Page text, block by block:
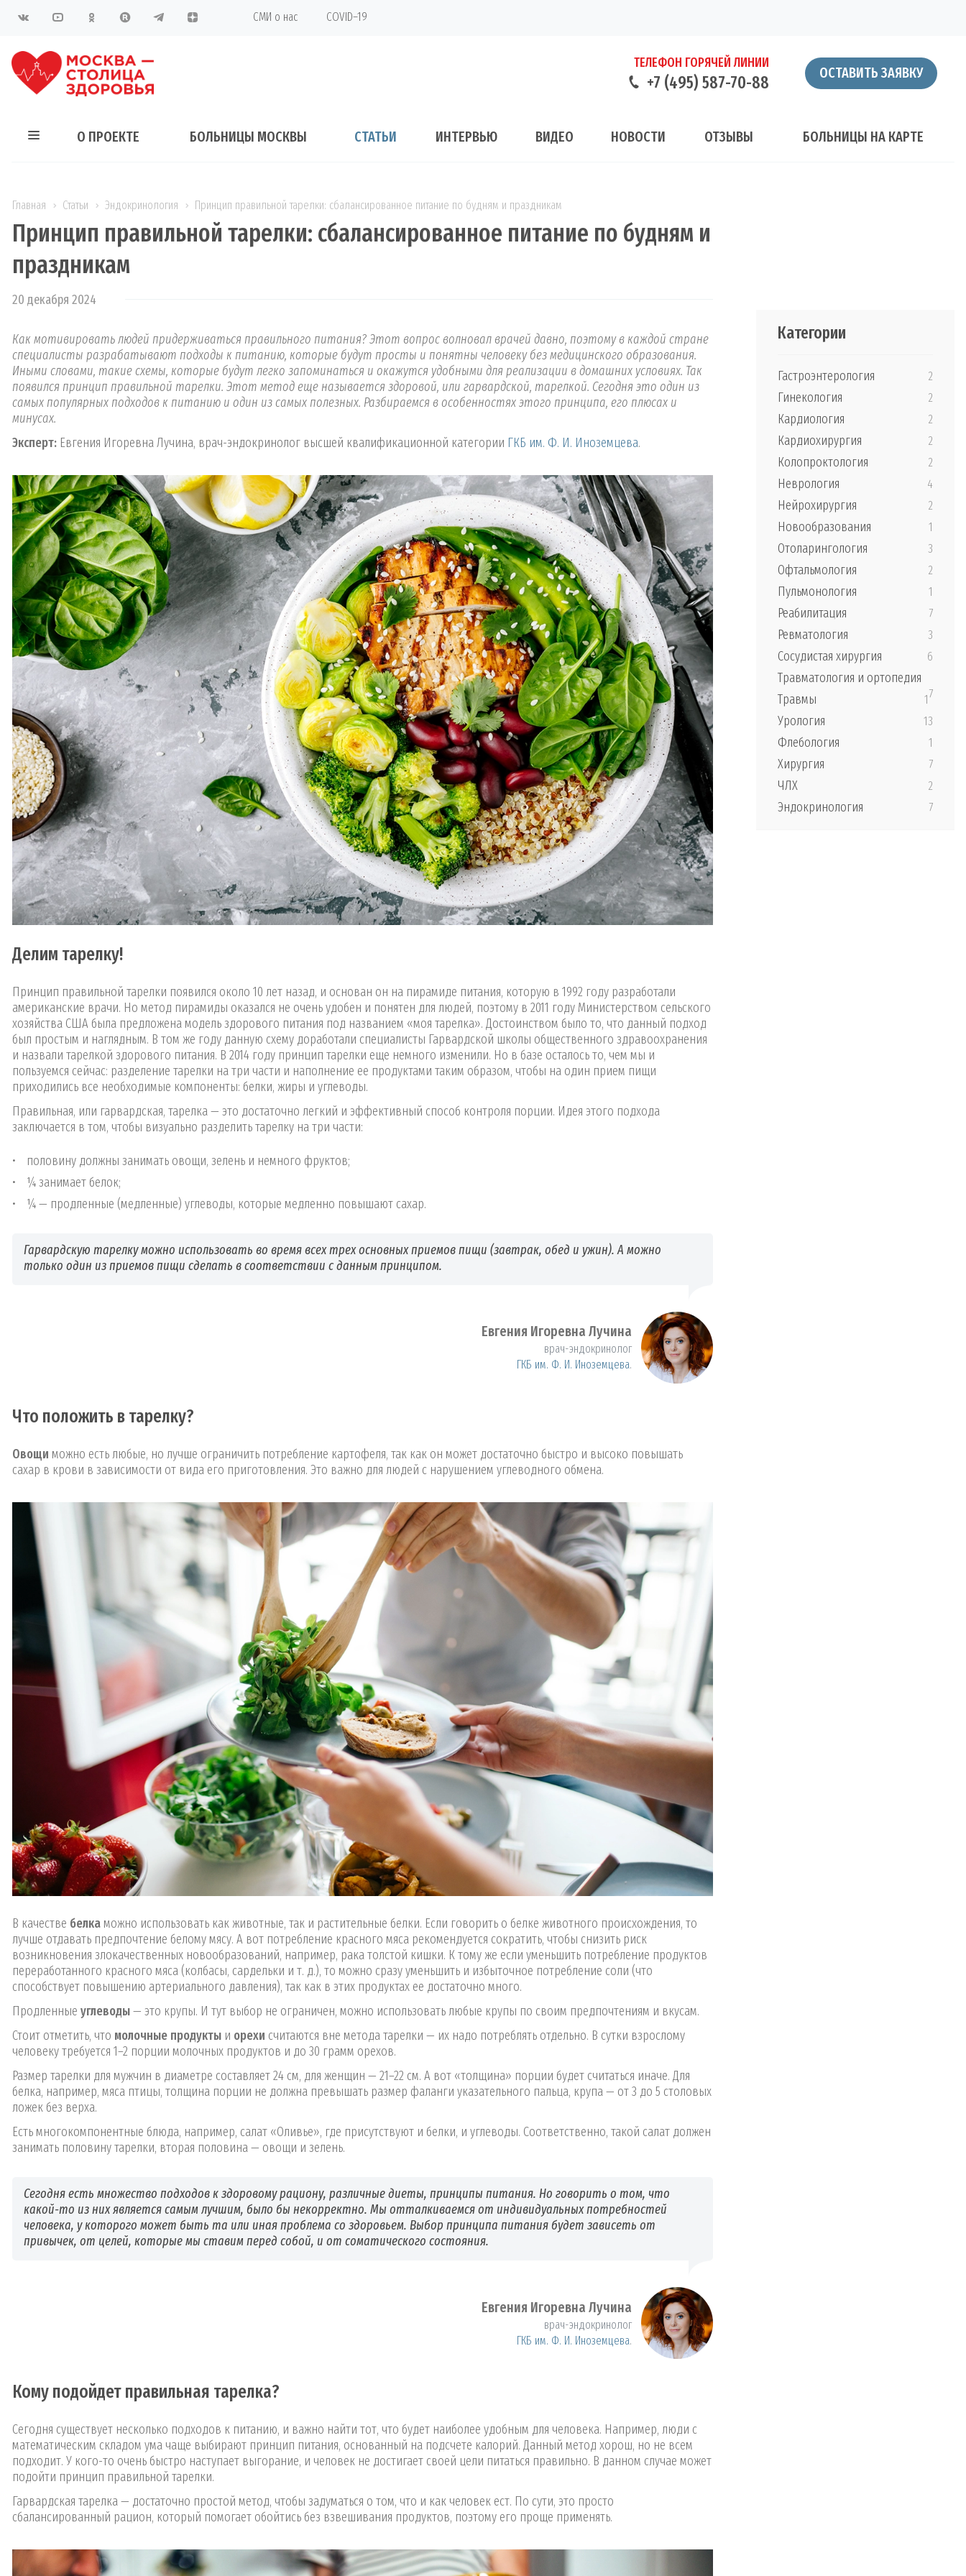
СМИ о нас COVID–19
ОСТАВИТЬ ЗАЯВКУ
ТЕЛЕФОН ГОРЯЧЕЙ ЛИНИИ
+7 (495) 587-70-88
О ПРОЕКТЕ БОЛЬНИЦЫ МОСКВЫ СТАТЬИ ИНТЕРВЬЮ ВИДЕО НОВОСТИ ОТЗЫВЫ БОЛЬНИЦЫ НА КАРТЕ
Главная Статьи Эндокринология Принцип правильной тарелки: сбалансированное питание по будням и праздникам
Принцип правильной тарелки: сбалансированное питание по будням и
праздникам
20 декабря 2024
Как мотивировать людей придерживаться правильного питания? Этот вопрос волновал врачей давно, поэтому в каждой стране
специалисты разрабатывают подходы к питанию, которые будут просты и понятны человеку без медицинского образования.
Иными словами, такие схемы, которые будут легко запоминаться и окажутся удобными для реализации в домашних условиях. Так
появился принцип правильной тарелки. Этот метод еще называется здоровой, или гарвардской, тарелкой. Сегодня это один из
самых популярных подходов к питанию и один из самых полезных. Разбираемся в особенностях этого принципа, его плюсах и
минусах.
Эксперт: Евгения Игоревна Лучина, врач-эндокринолог высшей квалификационной категории ГКБ им. Ф. И. Иноземцева.
Делим тарелку!
Принцип правильной тарелки появился около 10 лет назад, и основан он на пирамиде питания, которую в 1992 году разработали
американские врачи. Но метод пирамиды оказался не очень удобен и понятен для людей, поэтому в 2011 году Министерством сельского
хозяйства США была предложена модель здорового питания под названием «моя тарелка». Достоинством было то, что данный подход
был простым и наглядным. В том же году данную схему доработали специалисты Гарвардской школы общественного здравоохранения
и назвали тарелкой здорового питания. В 2014 году принцип тарелки еще немного изменили. Но в базе осталось то, чем мы и
пользуемся сейчас: разделение тарелки на три части и наполнение ее продуктами таким образом, чтобы на один прием пищи
приходились все необходимые компоненты: белки, жиры и углеводы.
Правильная, или гарвардская, тарелка — это достаточно легкий и эффективный способ контроля порции. Идея этого подхода
заключается в том, чтобы визуально разделить тарелку на три части:
половину должны занимать овощи, зелень и немного фруктов;
¼ занимает белок;
¼ — продленные (медленные) углеводы, которые медленно повышают сахар.
Гарвардскую тарелку можно использовать во время всех трех основных приемов пищи (завтрак, обед и ужин). А можно
только один из приемов пищи сделать в соответствии с данным принципом.
Евгения Игоревна Лучина
врач-эндокринолог
ГКБ им. Ф. И. Иноземцева.
Что положить в тарелку?
Овощи можно есть любые, но лучше ограничить потребление картофеля, так как он может достаточно быстро и высоко повышать
сахар в крови в зависимости от вида его приготовления. Это важно для людей с нарушением углеводного обмена.
В качестве белка можно использовать как животные, так и растительные белки. Если говорить о белке животного происхождения, то
лучше отдавать предпочтение белому мясу. А вот потребление красного мяса рекомендуется сократить, чтобы снизить риск
возникновения злокачественных новообразований, например, рака толстой кишки. К тому же если уменьшить потребление продуктов
переработанного красного мяса (колбасы, сардельки и т. д.), то можно сразу уменьшить и избыточное потребление соли (что
способствует повышению артериального давления), так как в этих продуктах ее достаточно много.
Продленные углеводы— это крупы. И тут выбор не ограничен, можно использовать любые крупы по своим предпочтениям и вкусам.
Стоит отметить, что молочные продукты и орехи считаются вне метода тарелки — их надо потреблять отдельно. В сутки взрослому
человеку требуется 1–2 порции молочных продуктов и до 30 грамм орехов.
Размер тарелки для мужчин в диаметре составляет 24 см, для женщин — 21–22 см. А вот «толщина» порции будет считаться иначе. Для
белка, например, мяса птицы, толщина порции не должна превышать размер фаланги указательного пальца, крупа — от 3 до 5 столовых
ложек без верха.
Есть многокомпонентные блюда, например, салат «Оливье», где присутствуют и белки, и углеводы. Соответственно, такой салат должен
занимать половину тарелки, вторая половина — овощи и зелень.
Сегодня есть множество подходов к здоровому рациону, различные диеты, принципы питания. Но говорить о том, что
какой-то из них является самым лучшим, было бы некорректно. Мы отталкиваемся от индивидуальных потребностей
человека, у которого может быть та или иная проблема со здоровьем. Выбор принципа питания будет зависеть от
привычек, от целей, которые мы ставим перед собой, и от соматического состояния.
Евгения Игоревна Лучина
врач-эндокринолог
ГКБ им. Ф. И. Иноземцева.
Кому подойдет правильная тарелка?
Сегодня существует несколько подходов к питанию, и важно найти тот, что будет наиболее удобным для человека. Например, люди с
математическим складом ума чаще выбирают принцип питания, основанный на подсчете калорий. Данный метод хорош, но не всем
подходит. У кого-то очень быстро наступает выгорание, и человек не достигает своей цели питаться правильно. В данном случае может
подойти принцип правильной тарелки.
Гарвардская тарелка — достаточно простой метод, чтобы задуматься о том, что и как человек ест. По сути, это просто
сбалансированный рацион, который помогает обойтись без взвешивания продуктов, поэтому его проще применять.
Категории
Гастроэнтерология 2
Гинекология 2
Кардиология 2
Кардиохирургия 2
Колопроктология 2
Неврология 4
Нейрохирургия 2
Новообразования 1
Отоларингология 3
Офтальмология 2
Пульмонология 1
Реабилитация 7
Ревматология 3
Сосудистая хирургия 6
Травматология и ортопедия
7
Травмы 1
Урология 13
Флебология 1
Хирургия 7
ЧЛХ 2
Эндокринология 7